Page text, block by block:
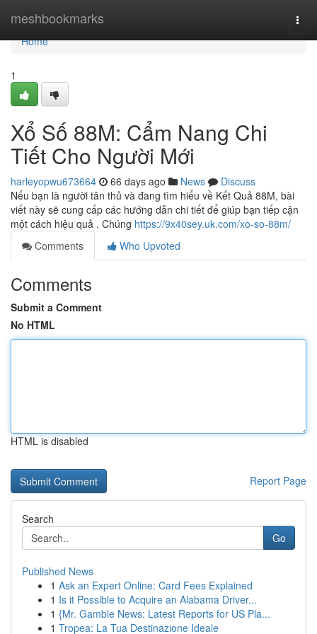
meshbookmarks
Home
Home
1
Xổ Số 88M: Cẩm Nang Chi
Tiết Cho Người Mới
harleyopwu673664 66 days ago News
Discuss
Nếu bạn là người tân thủ và đang tìm hiểu về Kết Quả 88M, bài
viết này sẽ cung cấp các hướng dẫn chi tiết để giúp bạn tiếp cận
một cách hiệu quả . Chúng https://9x40sey.uk.com/xo-so-88m/
Comments
Who Upvoted
Comments
Submit a Comment
No HTML
HTML is disabled
Report Page
Search
Go
Published News
1 Ask an Expert Online: Card Fees Explained
1 Is it Possible to Acquire an Alabama Driver...
1 {Mr. Gamble News: Latest Reports for US Pla...
1 Tropea: La Tua Destinazione Ideale